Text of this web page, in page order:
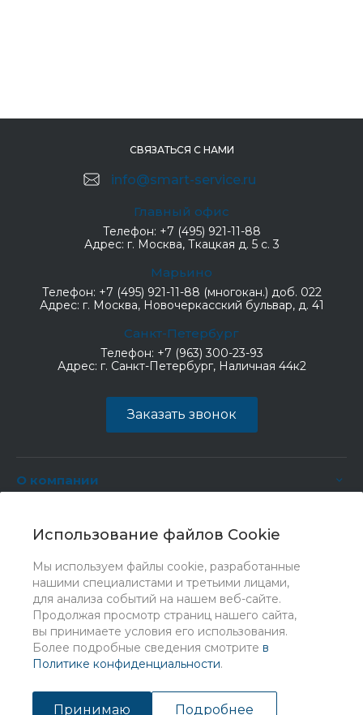
Использование файлов Cookie
Мы используем файлы cookie, разработанные
нашими специалистами и третьими лицами,
для анализа событий на нашем веб-сайте.
Продолжая просмотр страниц нашего сайта,
вы принимаете условия его использования.
Более подробные сведения смотрите в
Политике конфиденциальности.
Принимаю Подробнее
СВЯЗАТЬСЯ С НАМИ
info@smart-service.ru
Главный офис
Телефон: +7 (495) 921-11-88
Адрес: г. Москва, Ткацкая д. 5 с. 3
Марьино
Телефон: +7 (495) 921-11-88 (многокан.) доб. 022
Адрес: г. Москва, Новочеркасский бульвар, д. 41
Санкт-Петербург
Телефон: +7 (963) 300-23-93
Адрес: г. Санкт-Петербург, Наличная 44к2
Заказать звонок
О компании
Услуги